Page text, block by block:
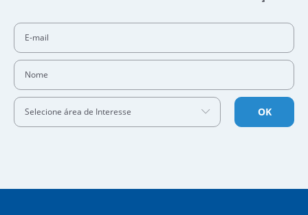
Selecione área de Interesse OK